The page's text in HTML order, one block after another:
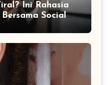
Ini Rahasia
Social